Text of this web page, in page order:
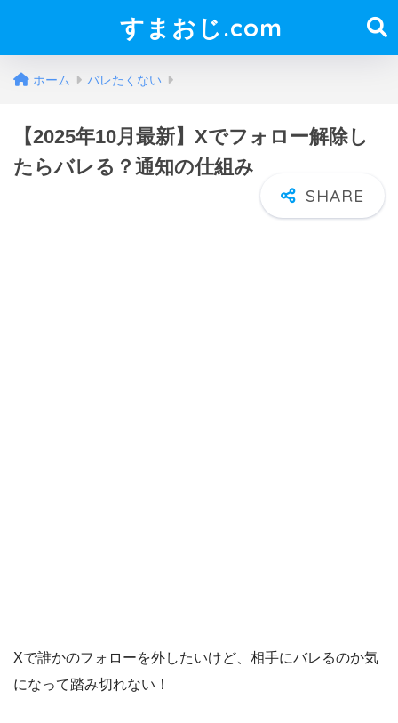
すまおじ.com
ホーム バレたくない
【2025年10月最新】Xでフォロー解除し
たらバレる？通知の仕組み
Xで誰かのフォローを外したいけど、相手にバレるのか気
になって踏み切れない！